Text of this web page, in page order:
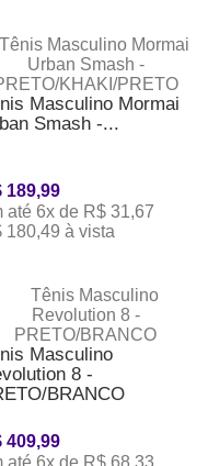
Masculino Mormai
Smash -...
189,99
até 6x de R$ 31,67
180,49 à vista
Masculino
8 -
BRANCO
409,99
até 6x de R$ 68,33